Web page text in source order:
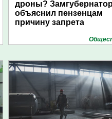
дроны?
объяснил пензенцам
причину запрета